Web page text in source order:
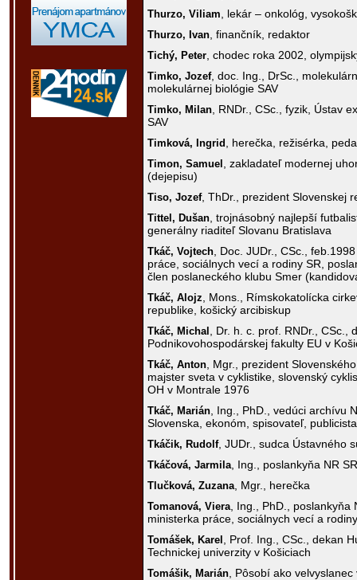
Thurzo, Viliam , lekár – onkológ,
Thurzo, Ivan , finančník, redaktor
Tichý, Peter , chodec roka 2002,
Timko, Jozef, doc. Ing., DrSc.,
molekulárnej biológie SAV
Timko, Milan , RNDr., CSc., fyzik, Ústav
SAV
Timková, Ingrid , herečka, režisérka,
Timon, Samuel
, zakladateľ modernej
(dejepisu)
Tiso, Jozef, ThDr., prezident Slovenskej
Tittel, Dušan , trojnásobný najlepší
generálny riaditeľ Slovanu Bratislava
Tkáč, Vojtech , Doc. JUDr., CSc.,
práce, sociálnych vecí a rodiny SR,
člen poslaneckého klubu Smer
Tkáč, Alojz , Mons., Rímskokatolícka
republike, košický arcibiskup
Tkáč, Michal
, Dr. h. c. prof. RNDr., CSc.,
Podnikovohospodárskej fakulty EU v
Tkáč, Anton , Mgr., prezident
majster sveta v cyklistike, slovenský
OH v Montrale 1976
Tkáč, Marián , Ing., PhD., vedúci archívu
Slovenska, ekonóm, spisovateľ, publicista
Tkáčik, Rudolf, JUDr., sudca Ústavného
Tkáčová, Jarmila , Ing., poslankyňa NR
Tlučková, Zuzana , Mgr., herečka
Tomanová, Viera , Ing., PhD., poslankyňa
ministerka práce, sociálnych vecí a
Tomášek, Karel
, Prof. Ing., CSc., dekan
Technickej univerzity v Košiciach
Tomášik, Marián , Pôsobí ako velvyslanec